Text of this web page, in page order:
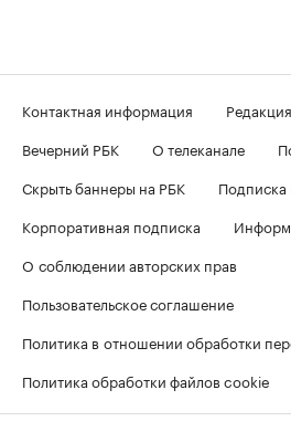
Контактная информация Редакция
Вечерний РБК
О телеканале
Скрыть баннеры на РБК
Подписка
Корпоративная подписка
О соблюдении авторских прав
Пользовательское соглашение
Политика в отношении обработки
Политика обработки файлов cookie